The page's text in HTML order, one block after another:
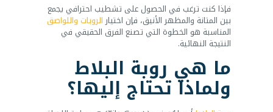
فإذا كنت ترغب في الحصول على تشطيب احترافي يجمع
بين المتانة والمظهر الأنيق، فإن اختيار الروبات واللواصق
المناسبة هو الخطوة التي تصنع الفرق الحقيقي في
النتيجة النهائية.
ما هي روبة البلاط
ولماذا تحتاج إليها؟